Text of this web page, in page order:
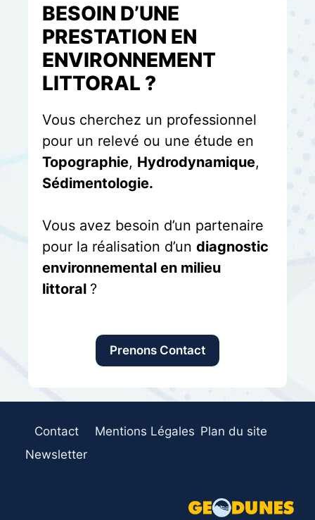
BESOIN D’UNE
PRESTATION EN
ENVIRONNEMENT
LITTORAL ?
Vous cherchez un professionnel
pour un relevé ou une étude en
Topographie, Hydrodynamique,
Sédimentologie.
Vous avez besoin d’un partenaire
pour la réalisation d’un diagnostic
environnemental en milieu
littoral ?
Prenons Contact
Contact Mentions Légales Plan du site
Newsletter